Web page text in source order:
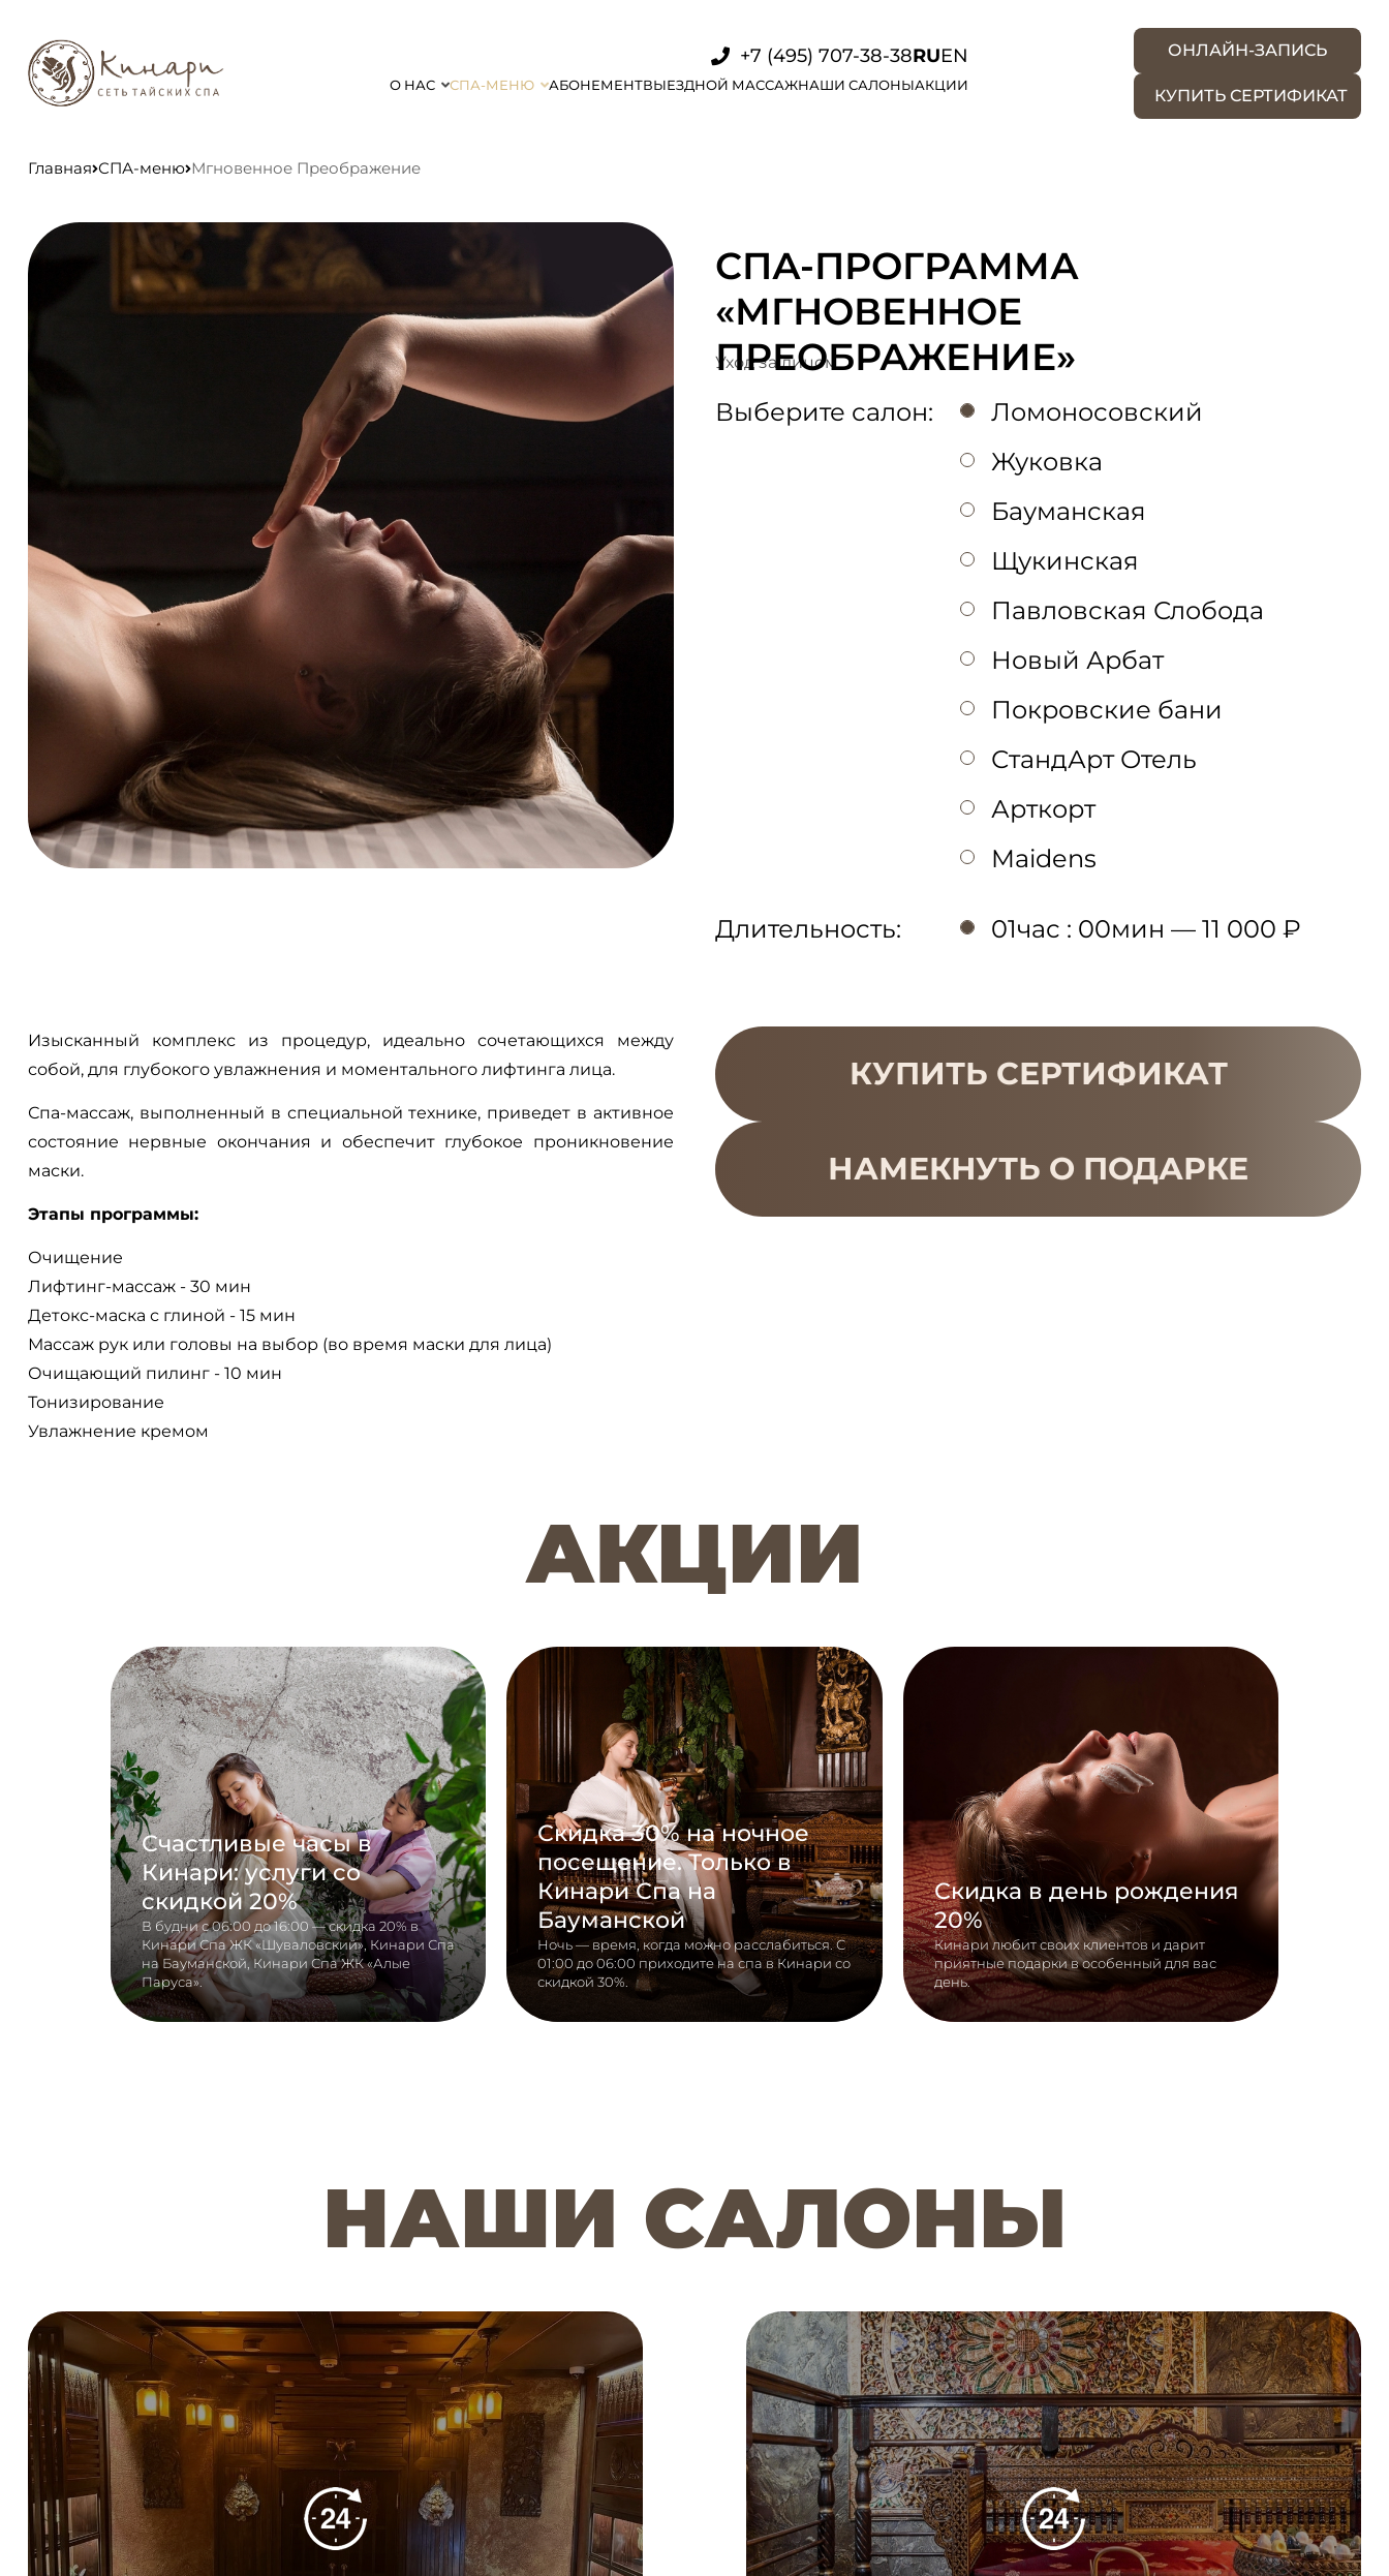
+7 (495) 707-38-38RUEN
О НАС СПА-МЕНЮ АБОНЕМЕНТВЫЕЗДНОЙ МАССАЖНАШИ САЛОНЫАКЦИИ
ОНЛАЙН-ЗАПИСЬ
КУПИТЬ СЕРТИФИКАТ
Главная СПА-меню Мгновенное Преображение
СПА-ПРОГРАММА
«МГНОВЕННОЕ
ПРЕОБРАЖЕНИЕ»
Уход за лицом
Выберите салон:
Ломоносовский
Жуковка
Бауманская
Щукинская
Павловская Слобода
Новый Арбат
Покровские бани
СтандАрт Отель
Арткорт
Maidens
Длительность: 01час : 00мин — 11 000 ₽
Изысканный комплекс из процедур, идеально сочетающихся между
собой, для глубокого увлажнения и моментального лифтинга лица.
Спа-массаж, выполненный в специальной технике, приведет в активное
состояние нервные окончания и обеспечит глубокое проникновение
маски.
Этапы программы:
Очищение
Лифтинг-массаж - 30 мин
Детокс-маска с глиной - 15 мин
Массаж рук или головы на выбор (во время маски для лица)
Очищающий пилинг - 10 мин
Тонизирование
Увлажнение кремом
КУПИТЬ СЕРТИФИКАТ
НАМЕКНУТЬ О ПОДАРКЕ
АКЦИИ
Счастливые часы в
Кинари: услуги со
скидкой 20%
В будни с 06:00 до 16:00 — скидка 20% в
Кинари Спа ЖК «Шуваловский», Кинари Спа
на Бауманской, Кинари Спа ЖК «Алые
Паруса».
Скидка 30% на ночное
посещение. Только в
Кинари Спа на
Бауманской
Ночь — время, когда можно расслабиться. С
01:00 до 06:00 приходите на спа в Кинари со
скидкой 30%.
Скидка в день рождения
20%
Кинари любит своих клиентов и дарит
приятные подарки в особенный для вас
день.
НАШИ САЛОНЫ